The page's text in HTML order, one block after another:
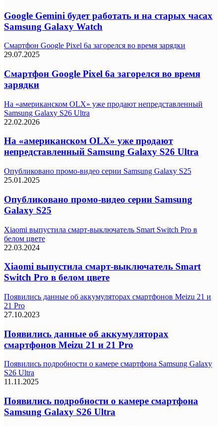
Google Gemini будет работать и на старых часах
Samsung Galaxy Watch
Смартфон Google Pixel 6a загорелся во время зарядки
29.07.2025
Смартфон Google Pixel 6a загорелся во время
зарядки
На «американском OLX» уже продают непредставленный
Samsung Galaxy S26 Ultra
22.02.2026
На «американском OLX» уже продают
непредставленный Samsung Galaxy S26 Ultra
Опубликовано промо-видео серии Samsung Galaxy S25
25.01.2025
Опубликовано промо-видео серии Samsung
Galaxy S25
Xiaomi выпустила смарт-выключатель Smart Switch Pro в
белом цвете
22.03.2024
Xiaomi выпустила смарт-выключатель Smart
Switch Pro в белом цвете
Появились данные об аккумуляторах смартфонов Meizu 21 и
21 Pro
27.10.2023
Появились данные об аккумуляторах
смартфонов Meizu 21 и 21 Pro
Появились подробности о камере смартфона Samsung Galaxy
S26 Ultra
11.11.2025
Появились подробности о камере смартфона
Samsung Galaxy S26 Ultra